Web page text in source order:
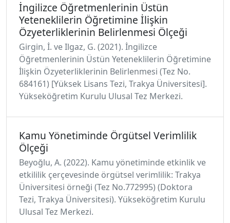
İngilizce Öğretmenlerinin Üstün
Yeteneklilerin Öğretimine İlişkin
Özyeterliklerinin Belirlenmesi Ölçeği
Girgin, İ. ve Ilgaz, G. (2021). İngilizce
Öğretmenlerinin Üstün Yeteneklilerin Öğretimine
İlişkin Özyeterliklerinin Belirlenmesi (Tez No.
684161) [Yüksek Lisans Tezi, Trakya Üniversitesi].
Yükseköğretim Kurulu Ulusal Tez Merkezi.
Kamu Yönetiminde Örgütsel Verimlilik
Ölçeği
Beyoğlu, A. (2022). Kamu yönetiminde etkinlik ve
etkililik çerçevesinde örgütsel verimlilik: Trakya
Üniversitesi örneği (Tez No.772995) (Doktora
Tezi, Trakya Üniversitesi). Yükseköğretim Kurulu
Ulusal Tez Merkezi.